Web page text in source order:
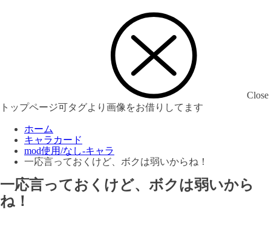
Close
トップページ可タグより画像をお借りしてます
ホーム
キャラカード
mod使用/なし-キャラ
一応言っておくけど、ボクは弱いからね！
一応言っておくけど、ボクは弱いから
ね！